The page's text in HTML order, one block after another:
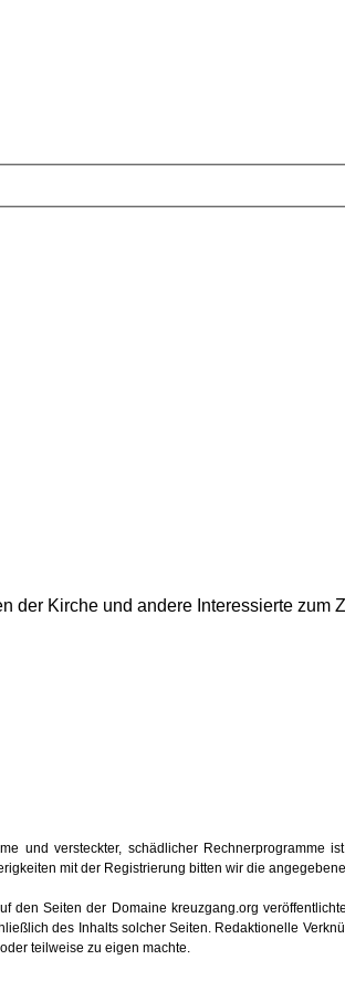
der Kirche und andere Interessierte zum
und versteckter, schädlicher Rechnerprogramme
mit der Registrierung bitten wir die
den Seiten der Domaine kreuzgang.org
des Inhalts solcher Seiten. Redaktionelle
teilweise zu eigen machte.